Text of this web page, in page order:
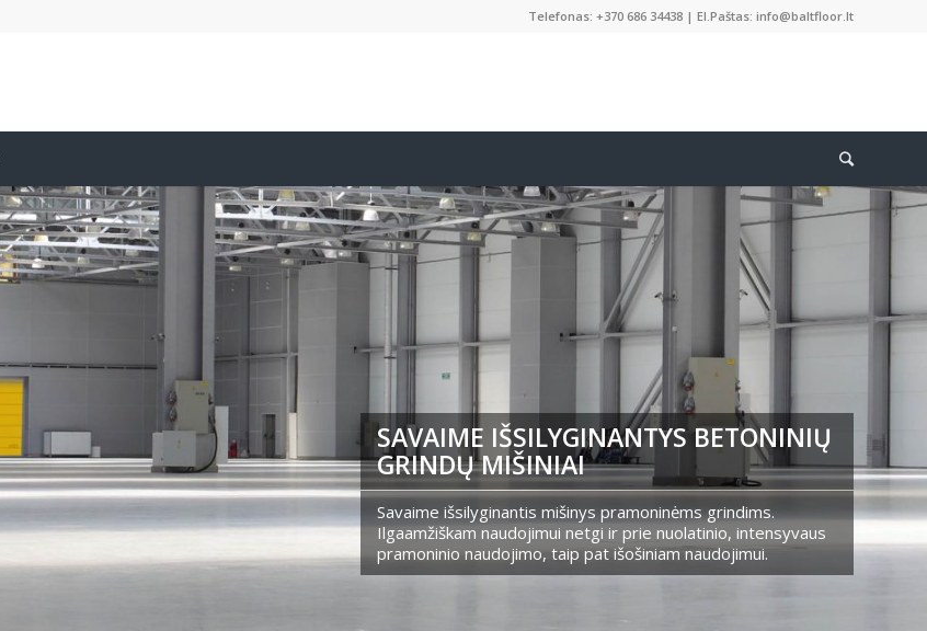
Telefonas: +370 686 34438 | El.Paštas: info@baltfloor.lt
SAVAIME IŠSILYGINANTYS BETONINIŲ
GRINDŲ MIŠINIAI
Savaime išsilyginantis mišinys pramoninėms grindims.
Ilgaamžiškam naudojimui netgi ir prie nuolatinio, intensyvaus
pramoninio naudojimo, taip pat išošiniam naudojimui.